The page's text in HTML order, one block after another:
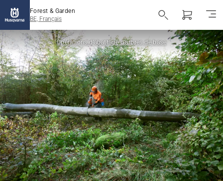
Forest & Garden
BE, Français
Opérations d’abattage d’arbres de base